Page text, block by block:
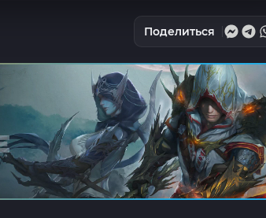
Поделиться